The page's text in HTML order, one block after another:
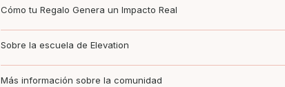
Cómo tu Regalo Genera un Impacto Real
Sobre la escuela de Elevation
Más información sobre la comunidad